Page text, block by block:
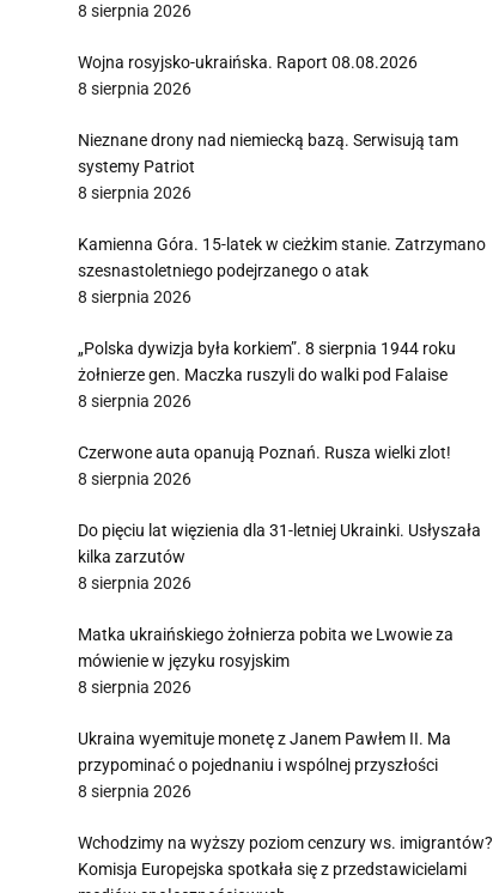
8 sierpnia 2026
Wojna rosyjsko-ukraińska. Raport 08.08.2026
8 sierpnia 2026
Nieznane drony nad niemiecką bazą. Serwisują tam
systemy Patriot
8 sierpnia 2026
Kamienna Góra. 15-latek w cieżkim stanie. Zatrzymano
szesnastoletniego podejrzanego o atak
8 sierpnia 2026
„Polska dywizja była korkiem”. 8 sierpnia 1944 roku
żołnierze gen. Maczka ruszyli do walki pod Falaise
8 sierpnia 2026
Czerwone auta opanują Poznań. Rusza wielki zlot!
8 sierpnia 2026
Do pięciu lat więzienia dla 31-letniej Ukrainki. Usłyszała
kilka zarzutów
8 sierpnia 2026
Matka ukraińskiego żołnierza pobita we Lwowie za
mówienie w języku rosyjskim
8 sierpnia 2026
Ukraina wyemituje monetę z Janem Pawłem II. Ma
przypominać o pojednaniu i wspólnej przyszłości
8 sierpnia 2026
Wchodzimy na wyższy poziom cenzury ws. imigrantów?
Komisja Europejska spotkała się z przedstawicielami